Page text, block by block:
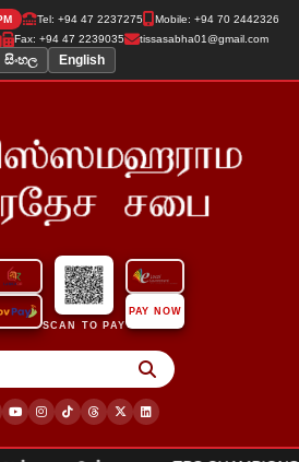
Tel: +94 47 2237275
Mobile: +94 70 2442326
Fax: +94 47 2239035 tissasabha01@gmail.com
සිංහල English
SCAN TO PAY
PAY NOW